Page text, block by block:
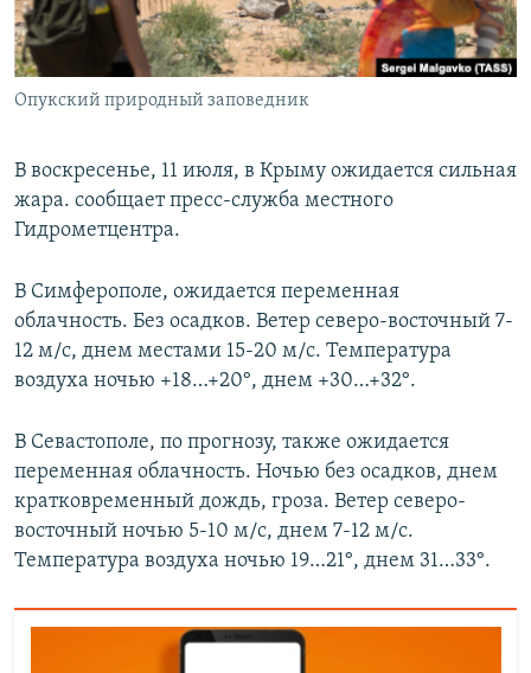
ПОБЕДИТЕЛЕЙ НЕ СУДЯТ?
КРЫМ.НЕПОКОРЕННЫЙ
ELIFBE
ПРИСОЕДИНЯЙТЕСЬ!
Все сайты RFE/RL
Опукский природный заповедник
В воскресенье, 11 июля, в Крыму ожидается сильная
жара. сообщает пресс-служба местного
Гидрометцентра.
В Симферополе, ожидается переменная
облачность. Без осадков. Ветер северо-восточный 7-
12 м/с, днем местами 15-20 м/с. Температура
воздуха ночью +18…+20°, днем +30…+32°.
В Севастополе, по прогнозу, также ожидается
переменная облачность. Ночью без осадков, днем
кратковременный дождь, гроза. Ветер северо-
восточный ночью 5-10 м/с, днем 7-12 м/с.
Температура воздуха ночью 19…21°, днем 31…33°.